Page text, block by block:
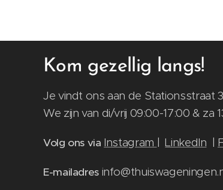
Kom gezellig langs!
Je vindt ons aan de Stationsstraat
We zijn van di/vrij 09:00-17:00 & za
Volg ons via Instagram |LinkedIn |
E-mailadres